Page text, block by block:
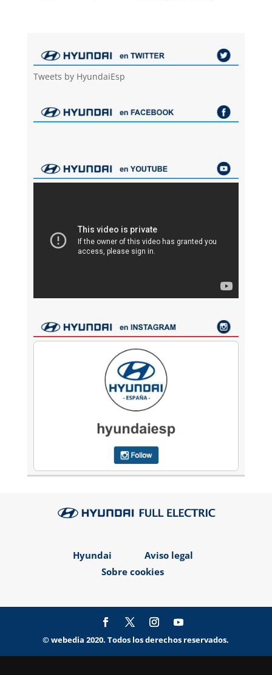
Tweets by HyundaiEsp
Hyundai
Aviso legal
Sobre cookies
© webedia 2020. Todos los derechos reservados.